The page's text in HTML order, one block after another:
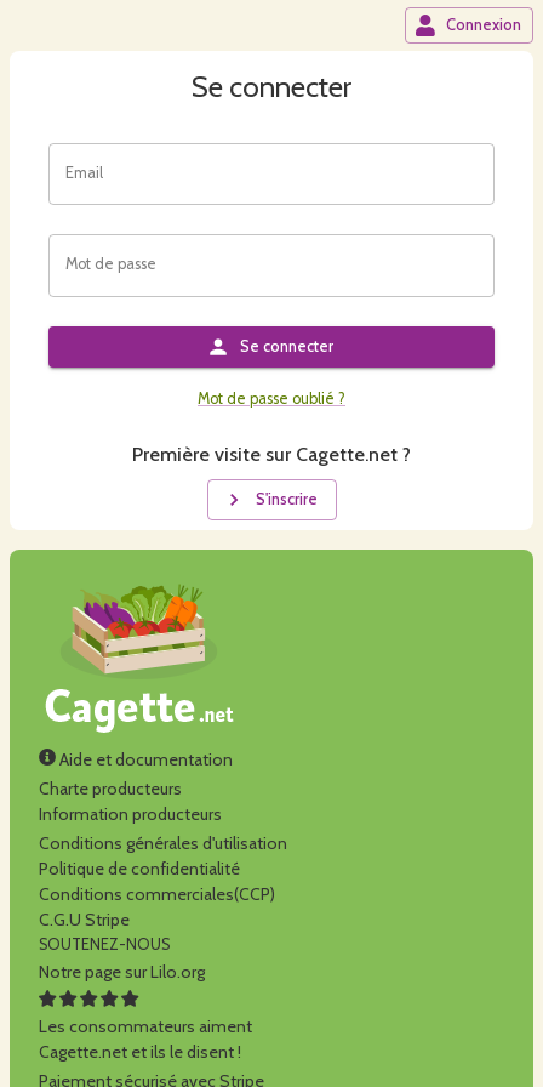
Connexion
Se connecter
Email
Mot de passe
Se connecter
Mot de passe oublié ?
Première visite sur Cagette.net ?
S'inscrire
Aide et documentation
Charte producteurs
Information producteurs
Conditions générales d'utilisation
Politique de confidentialité
Conditions commerciales(CCP)
C.G.U Stripe
SOUTENEZ-NOUS
Notre page sur Lilo.org
Les consommateurs aiment
Cagette.net et ils le disent !
Paiement sécurisé avec Stripe